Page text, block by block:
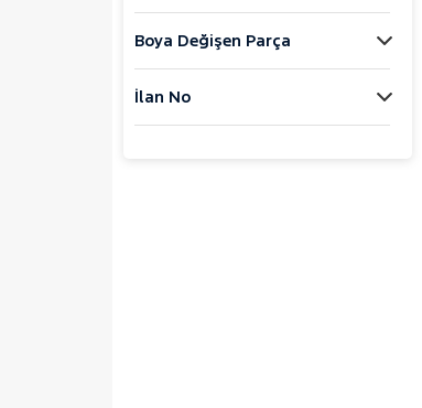
RANGER RAPTOR
TOURNEO CONNECT
1.5 ECOBLUE KISA TITANIUM
Boya Değişen Parça
İlan No